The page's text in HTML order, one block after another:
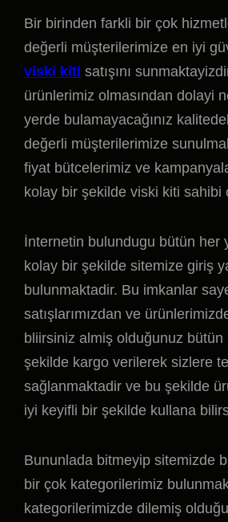
Bir birinden farkli bir çok
değerli müşterilerimize en iyi
viski kiti satışını
ürünlerimiz olmasından dolayi
yerde bulamayacağınız
değerli müşterilerimize
fiyat bütcelerimiz ve
kolay bir şekilde viski kiti sahibi
İnternetin bulundugu bütün her
kolay bir şekilde sitemize giriş
bulunmaktadir. Bu imkanlar
satışlarımızdan ve
bliirsiniz almiş olduğunuz bütün
şekilde kargo verilerek sizlere
sağlanmaktadir ve bu şekilde
iyi keyifli bir şekilde kullana
Bununlada bitmeyip sitemizde
bir çok kategorilerimiz
kategorilerimizde dilemiş